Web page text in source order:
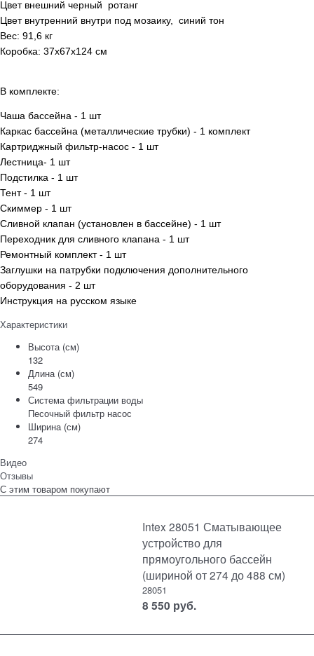
Цвет внешний черный ротанг
Цвет внутренний внутри под мозаику, синий тон
Вес: 91,6 кг
Коробка: 37х67х124 см
В комплекте:
Чаша бассейна - 1 шт
Каркас бассейна (металлические трубки) - 1 комплект
Картриджный фильтр-насос - 1 шт
Лестница- 1 шт
Подстилка - 1 шт
Тент - 1 шт
Скиммер - 1 шт
Сливной клапан (установлен в бассейне) - 1 шт
Переходник для сливного клапана - 1 шт
Ремонтный комплект - 1 шт
Заглушки на патрубки подключения дополнительного
оборудования - 2 шт
Инструкция на русском языке
Характеристики
Высота (см)
132
Длина (см)
549
Система фильтрации воды
Песочный фильтр насос
Ширина (см)
274
Видео
Отзывы
С этим товаром покупают
Intex 28051 Сматывающее
устройство для
прямоугольного бассейн
(шириной от 274 до 488 см)
28051
8 550 руб.